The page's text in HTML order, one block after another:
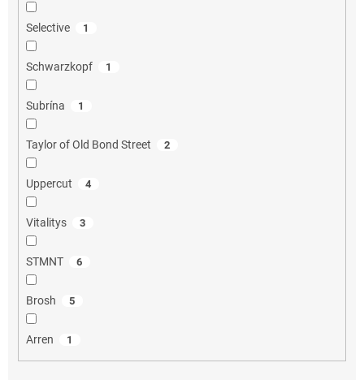
Selective 1
Schwarzkopf 1
Subrína 1
Taylor of Old Bond Street 2
Uppercut 4
Vitalitys 3
STMNT 6
Brosh 5
Arren 1